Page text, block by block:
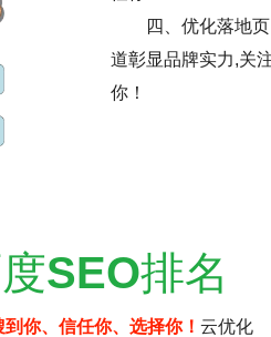
四、优化落地
道彰显品牌实力,关
你！
SEO排名
到你、信任你、选择你！ 云优化